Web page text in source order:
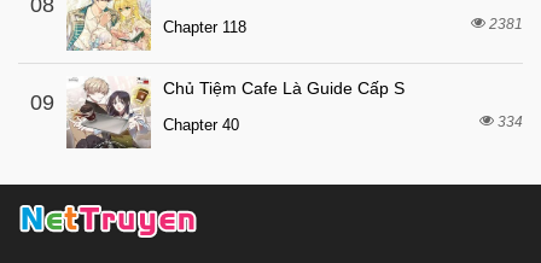
08
Chapter 118 2381
09
Chủ Tiệm Cafe Là Guide Cấp S
Chapter 40 334